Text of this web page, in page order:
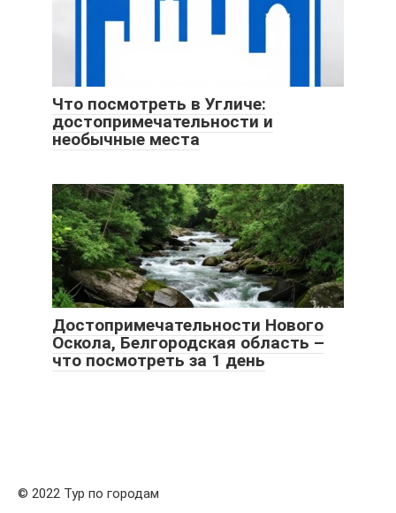
Что посмотреть в Угличе:
достопримечательности и
необычные места
Достопримечательности Нового
Оскола, Белгородская область –
что посмотреть за 1 день
© 2022 Тур по городам